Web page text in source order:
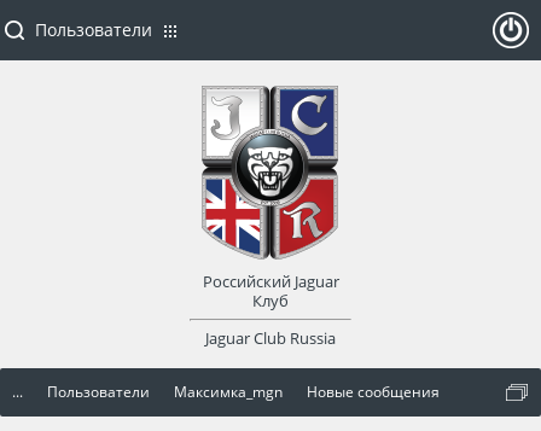
... Пользователи Максимка_mgn Новые сообщения
Пользователи
Российский Jaguar
Клуб
Jaguar Club Russia
оват